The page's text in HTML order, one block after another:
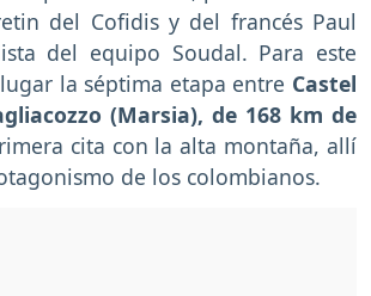
del Cofidis y del francés Paul
del equipo Soudal. Para este
la séptima etapa entre Castel
(Marsia), de 168 km de
cita con la alta montaña, allí
de los colombianos.